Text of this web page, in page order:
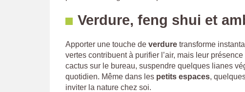
Verdure, feng shui et
Apporter une touche de verdure transforme
vertes contribuent à purifier l’air, mais leur
cactus sur le bureau, suspendre quelques lianes
quotidien. Même dans les petits espaces,
inviter la nature chez soi.